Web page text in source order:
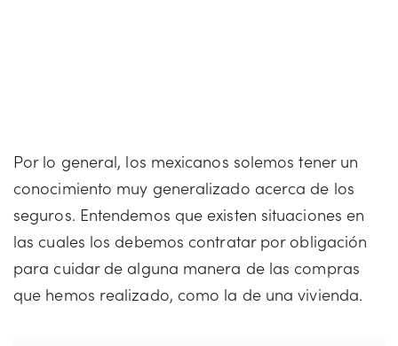
Por lo general, los mexicanos solemos tener un
conocimiento muy generalizado acerca de los
seguros. Entendemos que existen situaciones en
las cuales los debemos contratar por obligación
para cuidar de alguna manera de las compras
que hemos realizado, como la de una vivienda.